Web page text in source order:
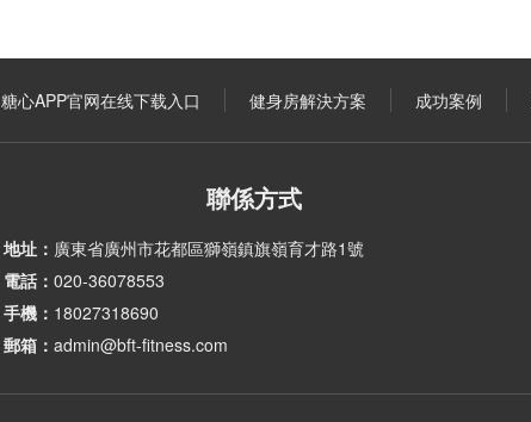
糖心APP官网在线下载入口 健身房解決方案 成功案例
聯係方式
地址： 廣東省廣州市花都區獅嶺鎮旗嶺育才路1號
電話： 020-36078553
手機： 18027318690
郵箱： admin@bft-fitness.com